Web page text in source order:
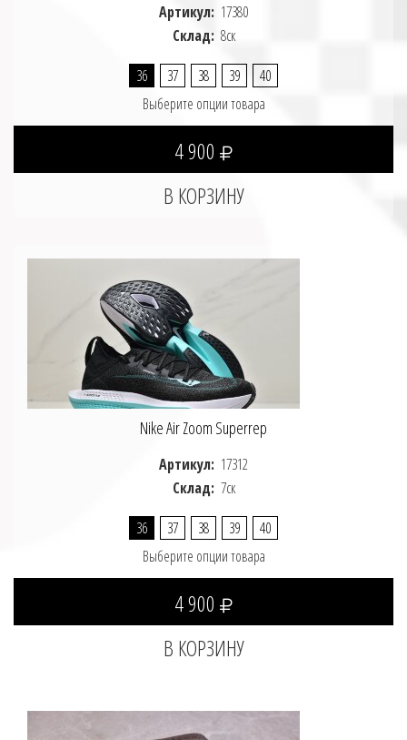
Артикул: 17380
Склад: 8ск
36 37 38 39
40
Выберите опции товара
4 900
Nike Air Zoom Superrep
Артикул: 17312
Склад: 7ск
36 37 38 39
40
Выберите опции товара
4 900